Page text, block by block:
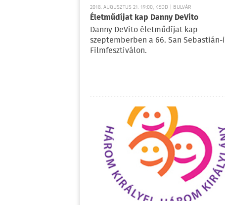
2018. AUGUSZTUS 21. 19:00, KEDD | BULVÁR
Életműdíjat kap Danny DeVito
Danny DeVito életműdíjat kap
szeptemberben a 66. San Sebastián-i
Filmfesztiválon.